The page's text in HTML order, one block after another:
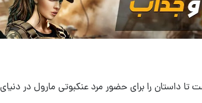
تا داستان را برای حضور مرد عنکبوتی مارول در